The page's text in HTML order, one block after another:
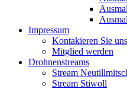
Impressum
Kontakieren Sie uns
Mitglied werden
Drohnenstreams
Stream
Stream Stiwoll